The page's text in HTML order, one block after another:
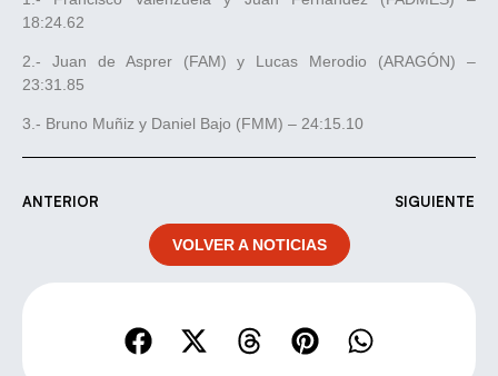
18:24.62
2.- Juan de Asprer (FAM) y Lucas Merodio (ARAGÓN) –
23:31.85
3.- Bruno Muñiz y Daniel Bajo (FMM) – 24:15.10
ANTERIOR SIGUIENTE
VOLVER A NOTICIAS